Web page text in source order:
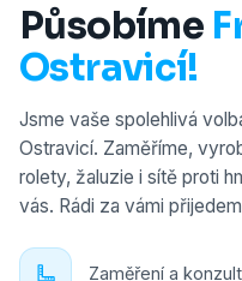
Působíme
Ostravicí!
Jsme vaše spolehlivá
Ostravicí. Zaměříme,
rolety, žaluzie i sítě proti
vás. Rádi za vámi
Zaměření a